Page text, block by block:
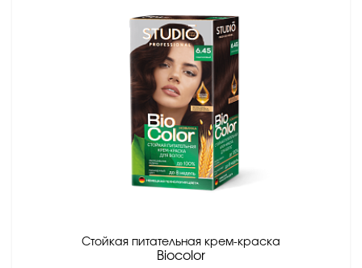
Стойкая питательная крем-краска
Вiocolor